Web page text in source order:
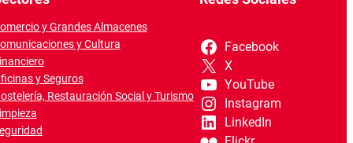
y Grandes Almacenes
y Cultura
y Seguros
Restauración Social y Turismo
Facebook
X
YouTube
Instagram
LinkedIn